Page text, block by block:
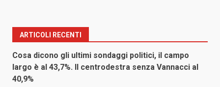
ARTICOLI RECENTI
Cosa dicono gli ultimi sondaggi politici, il campo
largo è al 43,7%. Il centrodestra senza Vannacci al
40,9%